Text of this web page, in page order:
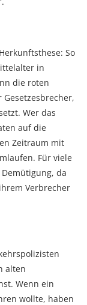
So
in
die roten
Wer das
auf die
Zeitraum mit
Für viele
da
Verbrecher
alten
Wenn ein
wollte, haben